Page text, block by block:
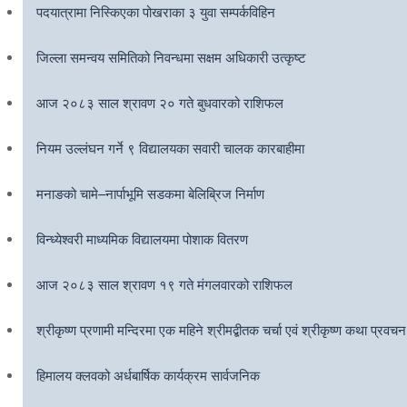
पदयात्रामा निस्किएका पोखराका ३ युवा सम्पर्कविहिन
जिल्ला समन्वय समितिको निवन्धमा सक्षम अधिकारी उत्कृष्ट
आज २०८३ साल श्रावण २० गते बुधवारको राशिफल
नियम उल्लंघन गर्ने ९ विद्यालयका सवारी चालक कारबाहीमा
मनाङको चामे–नार्पाभूमि सडकमा बेलिब्रिज निर्माण
विन्ध्येश्वरी माध्यमिक विद्यालयमा पोशाक वितरण
आज २०८३ साल श्रावण १९ गते मंगलवारको राशिफल
श्रीकृष्ण प्रणामी मन्दिरमा एक महिने श्रीमद्बीतक चर्चा एवं श्रीकृष्ण कथा
हिमालय क्लवको अर्धबार्षिक कार्यक्रम सार्वजनिक